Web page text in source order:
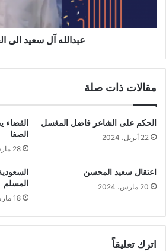
عبدالله آل سعيد الى
مقالات ذات صلة
الحكم على الشاعر فاضل المغسل
22 أبريل، 2024
الصفا
28 مارس، 2024
اعتقال سعيد المحسن
20 مارس، 2024
المسلم
18 مارس، 2024
اترك تعليقاً